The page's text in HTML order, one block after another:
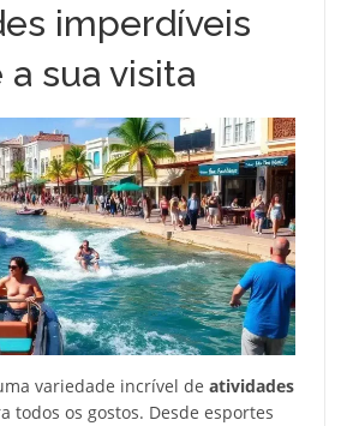
imperdíveis
sua visita
variedade incrível de atividades
todos os gostos. Desde esportes